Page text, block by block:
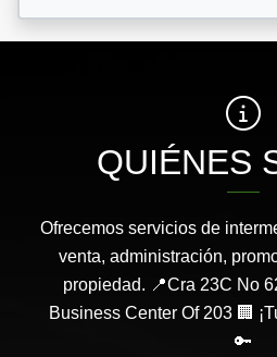
QUIÉNES
Ofrecemos servicios de
venta, administración,
propiedad. 📍Cra 23C No
Business Center Of 203 🏢
🔑